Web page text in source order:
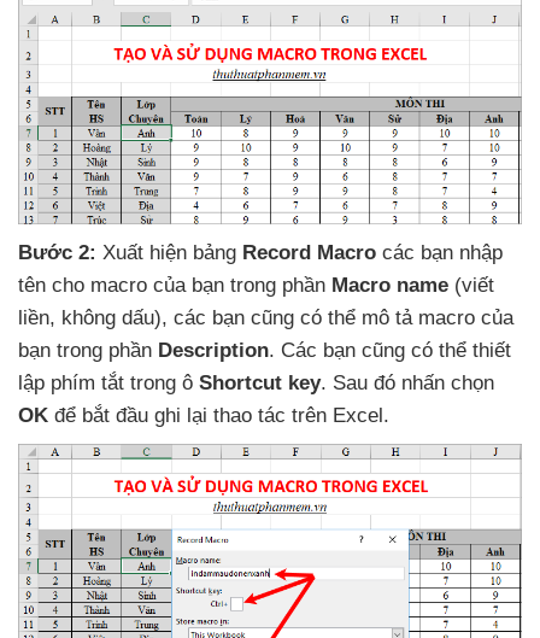
Bước 2: Xuất hiện bảng Record Macro các bạn nhập
tên cho macro của bạn trong phần Macro name (viết
liền, không dấu), các bạn cũng có thể mô tả macro của
bạn trong phần Description. Các bạn cũng có thể thiết
lập phím tắt trong ô Shortcut key. Sau đó nhấn chọn
OK để bắt đầu ghi lại thao tác trên Excel.